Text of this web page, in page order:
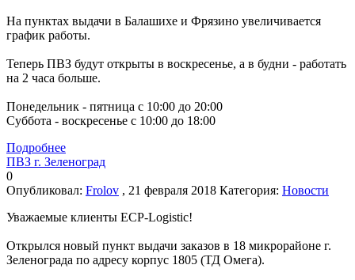
На пунктах выдачи в Балашихе и Фрязино увеличивается
график работы.
Теперь ПВЗ будут открыты в воскресенье, а в будни - работать
на 2 часа больше.
Понедельник - пятница с 10:00 до 20:00
Суббота - воскресенье с 10:00 до 18:00
Подробнее
ПВЗ г. Зеленоград
0
Опубликовал: Frolov , 21 февраля 2018 Категория: Новости
Уважаемые клиенты ECP-Logistic!
Открылся новый пункт выдачи заказов в 18 микрорайоне г.
Зеленограда по адресу корпус 1805 (ТД Омега).